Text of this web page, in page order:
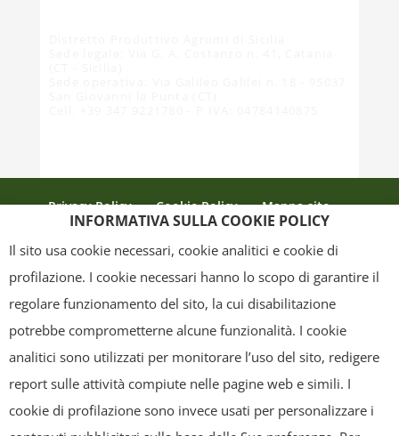
Privacy Policy Cookie Policy
Mappa sito
grafica ed il layout) sono di proprietà del "Distretto Produttivo Agrumi di
Sicilia" e tutelati dal diritto d’autore. È pertanto vietato copiarli,
pubblicarli, riscriverli, commercializzarli, distribuirli, anche soltanto in
parte. Tutti i documenti presenti su questo sito, disponibili gratuitamente
INFORMATIVA SULLA COOKIE POLICY
Il sito usa cookie necessari, cookie analitici e cookie di
profilazione. I cookie necessari hanno lo scopo di garantire il
regolare funzionamento del sito, la cui disabilitazione
potrebbe comprometterne alcune funzionalità. I cookie
analitici sono utilizzati per monitorare l’uso del sito, redigere
report sulle attività compiute nelle pagine web e simili. I
cookie di profilazione sono invece usati per personalizzare i